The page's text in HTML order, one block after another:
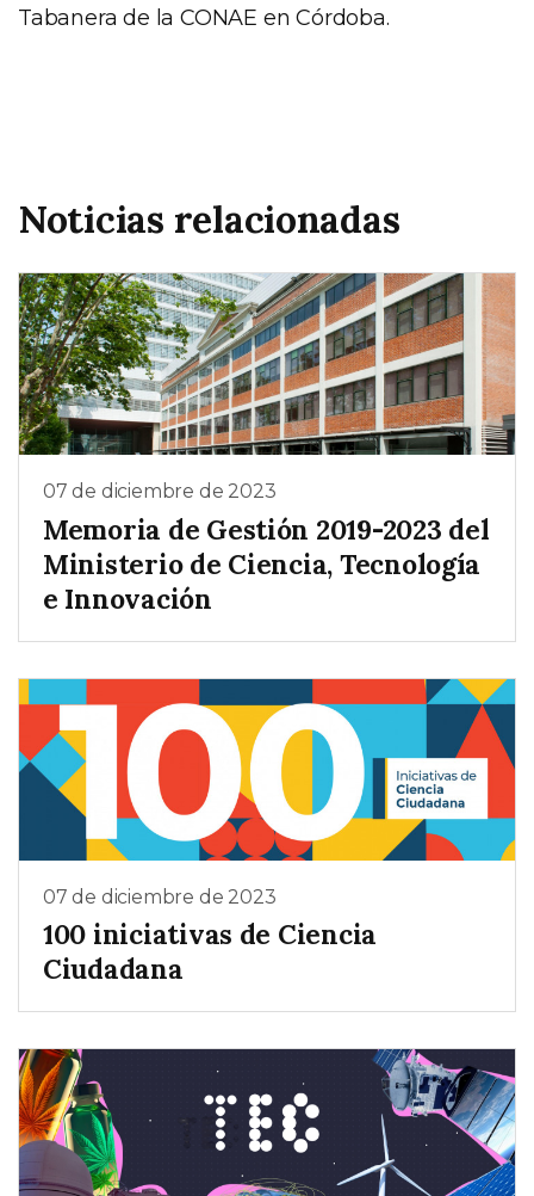
Tabanera de la CONAE en Córdoba.
Noticias relacionadas
07 de diciembre de 2023
Memoria de Gestión 2019-2023 del
Ministerio de Ciencia, Tecnología
e Innovación
07 de diciembre de 2023
100 iniciativas de Ciencia
Ciudadana